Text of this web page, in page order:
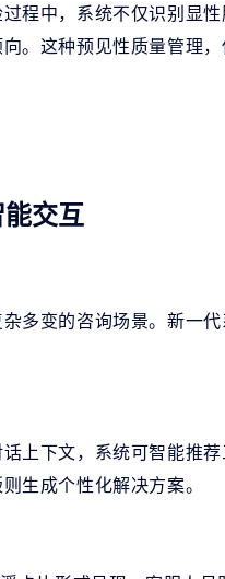
程中，系统不仅识别显
。这种预见性质量管理
交互
多变的咨询场景。新一
上下文，系统可智能推
生成个性化解决方案。